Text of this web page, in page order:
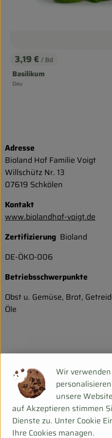
, Preis:
3,19 €/ Bd
Basilikum
, Herkunft:
Deu
Adresse
Bioland Hof Familie Voigt
Willschütz Nr. 13
07619 Schkölen
Kontakt
www.biolandhof-voigt.de
Zertifizierung Bioland
DE-ÖKO-006
Betriebsschwerpunkte
Obst u. Gemüse, Brot,
Öle
zurück
Heute werden auf 4 Hektar
Hektar Gemüse für den
Marktstand in Jena
Wir
unsere
auf Akzeptieren stimmen
Dienste zu. Unter Cookie
Ihre Cookies managen.